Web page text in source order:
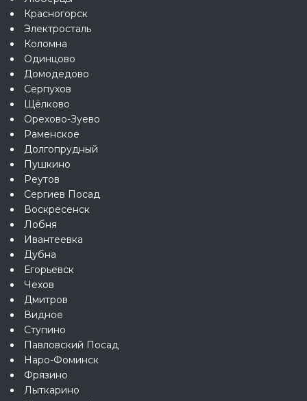
Красногорск
Электросталь
Коломна
Одинцово
Домодедово
Серпухов
Щёлково
Орехово-Зуево
Раменское
Долгопрудный
Пушкино
Реутов
Сергиев Посад
Воскресенск
Лобня
Ивантеевка
Дубна
Егорьевск
Чехов
Дмитров
Видное
Ступино
Павловский Посад
Наро-Фоминск
Фрязино
Лыткарино